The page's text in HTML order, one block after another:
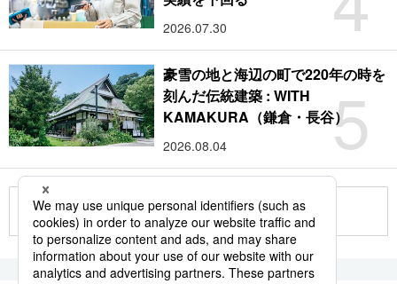
2026.07.30
5
豪雪の地と海辺の町で220年の時を
刻んだ伝統建築 : WITH
KAMAKURA（鎌倉・長谷）
2026.08.04
もっと見る